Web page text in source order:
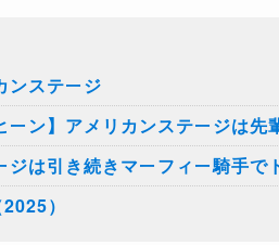
ンステージ
ーン】アメリカンステージは先
ジは引き続きマーフィー騎手
）